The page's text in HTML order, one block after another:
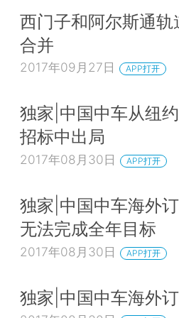
西门子和阿尔斯通轨
合并
2017年09月27日 APP打开
独家|中国中车从纽
招标中出局
2017年08月30日 APP打开
独家|中国中车海外
无法完成全年目标
2017年08月30日 APP打开
独家|中国中车海外